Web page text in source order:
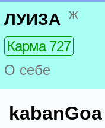
ЛУИЗА ж
Карма 727
О себе
kabanGoa